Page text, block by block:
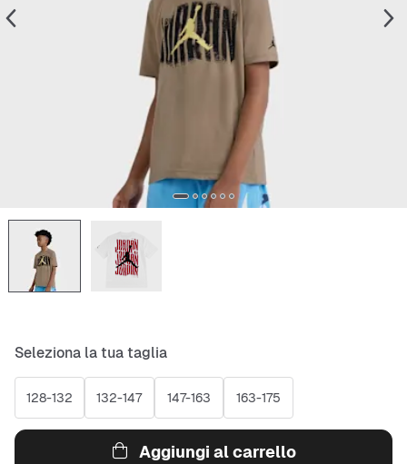
Seleziona la tua taglia
128-132 132-147 147-163 163-175
Aggiungi al carrello